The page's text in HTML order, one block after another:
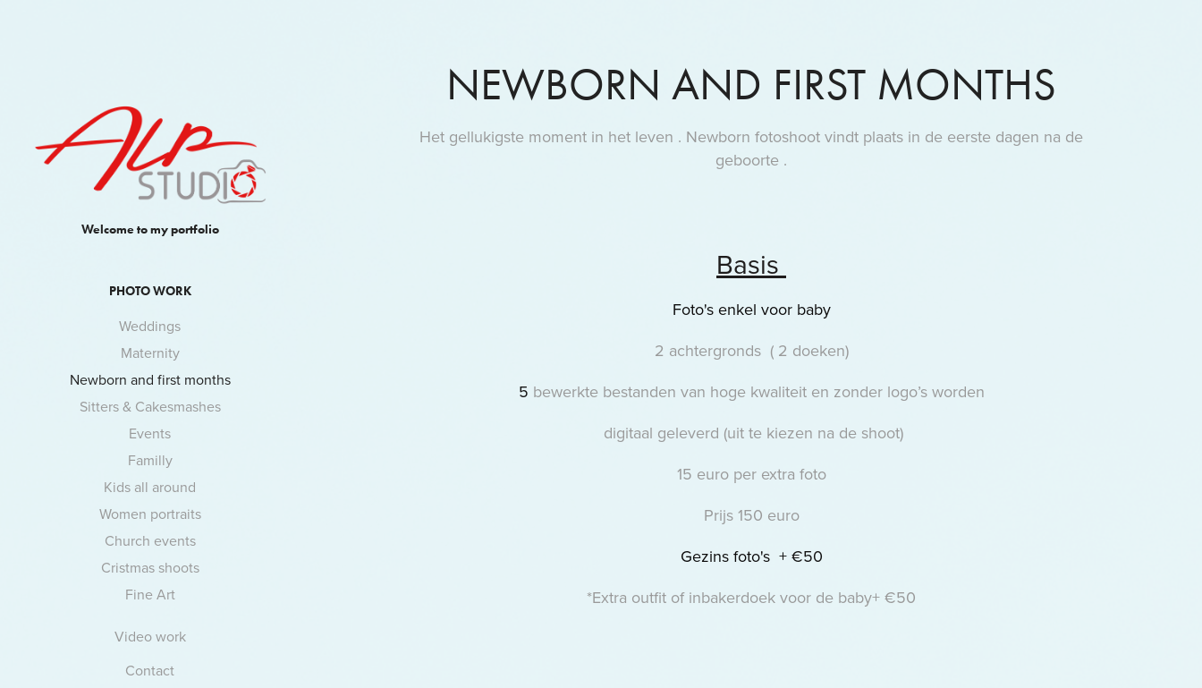
Welcome to my portfolio
PHOTO WORK
Weddings
Maternity
Newborn and first months
Sitters & Cakesmashes
Events
Familly
Kids all around
Women portraits
Church events
Cristmas shoots
Fine Art
Video work
Contact
NEWBORN AND FIRST MONTHS
Het gellukigste moment in het leven . Newborn fotoshoot vindt plaats in de eerste dagen na de
geboorte .
Basis
Foto's enkel voor baby
2 achtergronds ( 2 doeken)
5 bewerkte bestanden van hoge kwaliteit en zonder logo’s worden
digitaal geleverd (uit te kiezen na de shoot)
15 euro per extra foto
Prijs 150 euro
Gezins foto's + €50
*Extra outfit of inbakerdoek voor de baby+ €50